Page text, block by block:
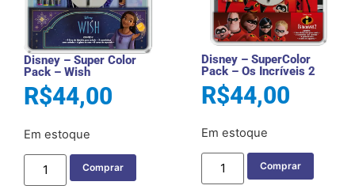
Disney – Super Color
Pack – Wish
R$44,00
Em estoque
Comprar
Disney – SuperColor
Pack – Os Incríveis 2
R$44,00
Em estoque
Comprar